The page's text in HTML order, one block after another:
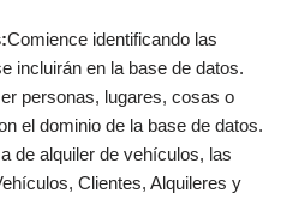
Comience identificando las
incluirán en la base de datos.
personas, lugares, cosas o
el dominio de la base de datos.
de alquiler de vehículos, las
Clientes, Alquileres y